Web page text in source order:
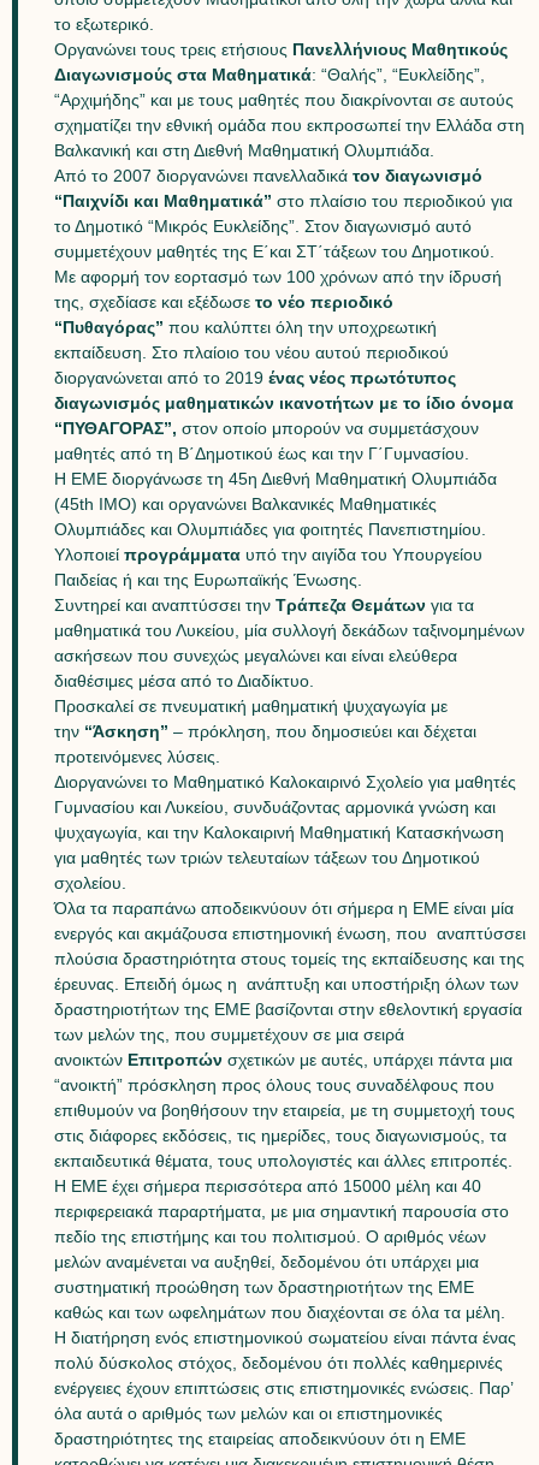
το εξωτερικό.
Οργανώνει τους τρεις ετήσιους Πανελλήνιους Μαθητικούς
Διαγωνισμούς στα Μαθηματικά: “Θαλής”, “Ευκλείδης”,
“Αρχιμήδης” και με τους μαθητές που διακρίνονται σε αυτούς
σχηματίζει την εθνική ομάδα που εκπροσωπεί την Ελλάδα στη
Βαλκανική και στη Διεθνή Μαθηματική Ολυμπιάδα.
Από το 2007 διοργανώνει πανελλαδικά τον διαγωνισμό
“Παιχνίδι και Μαθηματικά” στο πλαίσιο του περιοδικού για
το Δημοτικό “Μικρός Ευκλείδης”. Στον διαγωνισμό αυτό
συμμετέχουν μαθητές της Ε΄και ΣΤ΄τάξεων του Δημοτικού.
Με αφορμή τον εορτασμό των 100 χρόνων από την ίδρυσή
της, σχεδίασε και εξέδωσε το νέο περιοδικό
“Πυθαγόρας” που καλύπτει όλη την υποχρεωτική
εκπαίδευση. Στο πλαίοιο του νέου αυτού περιοδικού
διοργανώνεται από το 2019 ένας νέος πρωτότυπος
διαγωνισμός μαθηματικών ικανοτήτων με το ίδιο όνομα
“ΠΥΘΑΓΟΡΑΣ”, στον οποίο μπορούν να συμμετάσχουν
μαθητές από τη Β΄Δημοτικού έως και την Γ΄Γυμνασίου.
Η ΕΜΕ διοργάνωσε τη 45η Διεθνή Μαθηματική Ολυμπιάδα
(45th IΜΟ) και οργανώνει Βαλκανικές Μαθηματικές
Ολυμπιάδες και Ολυμπιάδες για φοιτητές Πανεπιστημίου.
Υλοποιεί προγράμματα υπό την αιγίδα του Υπουργείου
Παιδείας ή και της Ευρωπαϊκής Ένωσης.
Συντηρεί και αναπτύσσει την Τράπεζα Θεμάτων για τα
μαθηματικά του Λυκείου, μία συλλογή δεκάδων ταξινομημένων
ασκήσεων που συνεχώς μεγαλώνει και είναι ελεύθερα
διαθέσιμες μέσα από το Διαδίκτυο.
Προσκαλεί σε πνευματική μαθηματική ψυχαγωγία με
την “Άσκηση” – πρόκληση, που δημοσιεύει και δέχεται
προτεινόμενες λύσεις.
Διοργανώνει το Μαθηματικό Καλοκαιρινό Σχολείο για μαθητές
Γυμνασίου και Λυκείου, συνδυάζοντας αρμονικά γνώση και
ψυχαγωγία, και την Καλοκαιρινή Μαθηματική Κατασκήνωση
για μαθητές των τριών τελευταίων τάξεων του Δημοτικού
σχολείου.
Όλα τα παραπάνω αποδεικνύουν ότι σήμερα η ΕΜΕ είναι μία
ενεργός και ακμάζουσα επιστημονική ένωση, που αναπτύσσει
πλούσια δραστηριότητα στους τομείς της εκπαίδευσης και της
έρευνας. Επειδή όμως η ανάπτυξη και υποστήριξη όλων των
δραστηριοτήτων της ΕΜΕ βασίζονται στην εθελοντική εργασία
των μελών της, που συμμετέχουν σε μια σειρά
ανοικτών Επιτροπών σχετικών με αυτές, υπάρχει πάντα μια
“ανοικτή” πρόσκληση προς όλους τους συναδέλφους που
επιθυμούν να βοηθήσουν την εταιρεία, με τη συμμετοχή τους
στις διάφορες εκδόσεις, τις ημερίδες, τους διαγωνισμούς, τα
εκπαιδευτικά θέματα, τους υπολογιστές και άλλες επιτροπές.
Η ΕΜΕ έχει σήμερα περισσότερα από 15000 μέλη και 40
περιφερειακά παραρτήματα, με μια σημαντική παρουσία στο
πεδίο της επιστήμης και του πολιτισμού. Ο αριθμός νέων
μελών αναμένεται να αυξηθεί, δεδομένου ότι υπάρχει μια
συστηματική προώθηση των δραστηριοτήτων της ΕΜΕ
καθώς και των ωφελημάτων που διαχέονται σε όλα τα μέλη.
Η διατήρηση ενός επιστημονικού σωματείου είναι πάντα ένας
πολύ δύσκολος στόχος, δεδομένου ότι πολλές καθημερινές
ενέργειες έχουν επιπτώσεις στις επιστημονικές ενώσεις. Παρ’
όλα αυτά ο αριθμός των μελών και οι επιστημονικές
δραστηριότητες της εταιρείας αποδεικνύουν ότι η ΕΜΕ